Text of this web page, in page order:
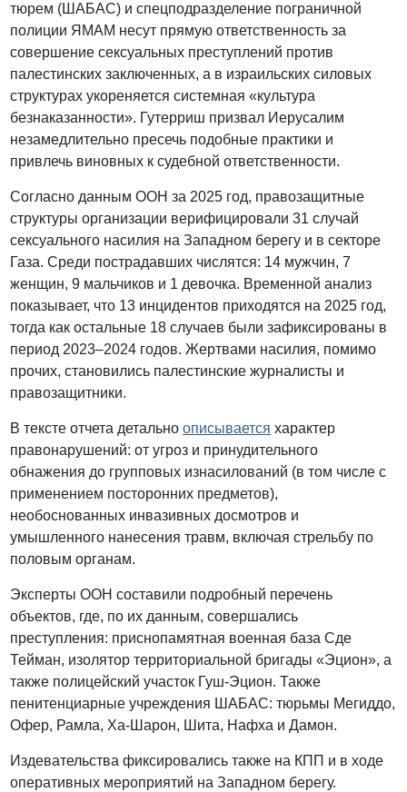
тюрем (ШАБАС) и спецподразделение пограничной
полиции ЯМАМ несут прямую ответственность за
совершение сексуальных преступлений против
палестинских заключенных, а в израильских силовых
структурах укореняется системная «культура
безнаказанности». Гутерриш призвал Иерусалим
незамедлительно пресечь подобные практики и
привлечь виновных к судебной ответственности.
Согласно данным ООН за 2025 год, правозащитные
структуры организации верифицировали 31 случай
сексуального насилия на Западном берегу и в секторе
Газа. Среди пострадавших числятся: 14 мужчин, 7
женщин, 9 мальчиков и 1 девочка. Временной анализ
показывает, что 13 инцидентов приходятся на 2025 год,
тогда как остальные 18 случаев были зафиксированы в
период 2023–2024 годов. Жертвами насилия, помимо
прочих, становились палестинские журналисты и
правозащитники.
В тексте отчета детальноописывается характер
правонарушений: от угроз и принудительного
обнажения до групповых изнасилований (в том числе с
применением посторонних предметов),
необоснованных инвазивных досмотров и
умышленного нанесения травм, включая стрельбу по
половым органам.
Эксперты ООН составили подробный перечень
объектов, где, по их данным, совершались
преступления: приснопамятная военная база Сде
Тейман, изолятор территориальной бригады «Эцион», а
также полицейский участок Гуш-Эцион. Также
пенитенциарные учреждения ШАБАС: тюрьмы Мегиддо,
Офер, Рамла, Ха-Шарон, Шита, Нафха и Дамон.
Издевательства фиксировались также на КПП и в ходе
оперативных мероприятий на Западном берегу.